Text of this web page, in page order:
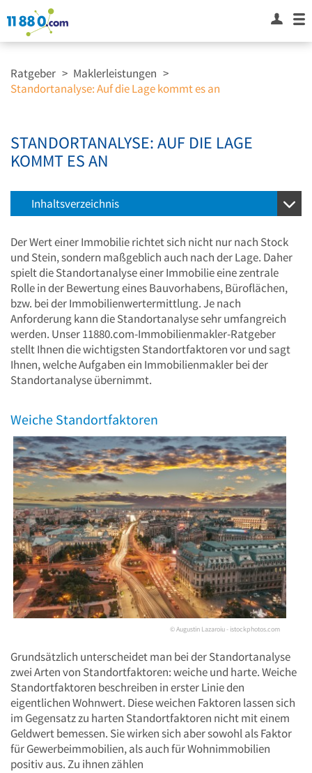
Ratgeber > Maklerleistungen >
Standortanalyse: Auf die Lage kommt es an
STANDORTANALYSE: AUF DIE LAGE
KOMMT ES AN
Inhaltsverzeichnis
Der Wert einer Immobilie richtet sich nicht nur nach Stock
und Stein, sondern maßgeblich auch nach der Lage. Daher
spielt die Standortanalyse einer Immobilie eine zentrale
Rolle in der Bewertung eines Bauvorhabens, Büroflächen,
bzw. bei der Immobilienwertermittlung. Je nach
Anforderung kann die Standortanalyse sehr umfangreich
werden. Unser 11880.com-Immobilienmakler-Ratgeber
stellt Ihnen die wichtigsten Standortfaktoren vor und sagt
Ihnen, welche Aufgaben ein Immobilienmakler bei der
Standortanalyse übernimmt.
Weiche Standortfaktoren
© Augustin Lazaroiu - istockphotos.com
Grundsätzlich unterscheidet man bei der Standortanalyse
zwei Arten von Standortfaktoren: weiche und harte. Weiche
Standortfaktoren beschreiben in erster Linie den
eigentlichen Wohnwert. Diese weichen Faktoren lassen sich
im Gegensatz zu harten Standortfaktoren nicht mit einem
Geldwert bemessen. Sie wirken sich aber sowohl als Faktor
für Gewerbeimmobilien, als auch für Wohnimmobilien
positiv aus. Zu ihnen zählen